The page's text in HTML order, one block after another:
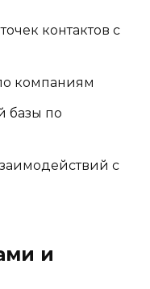
контактов с
компаниям
базы по
с
и